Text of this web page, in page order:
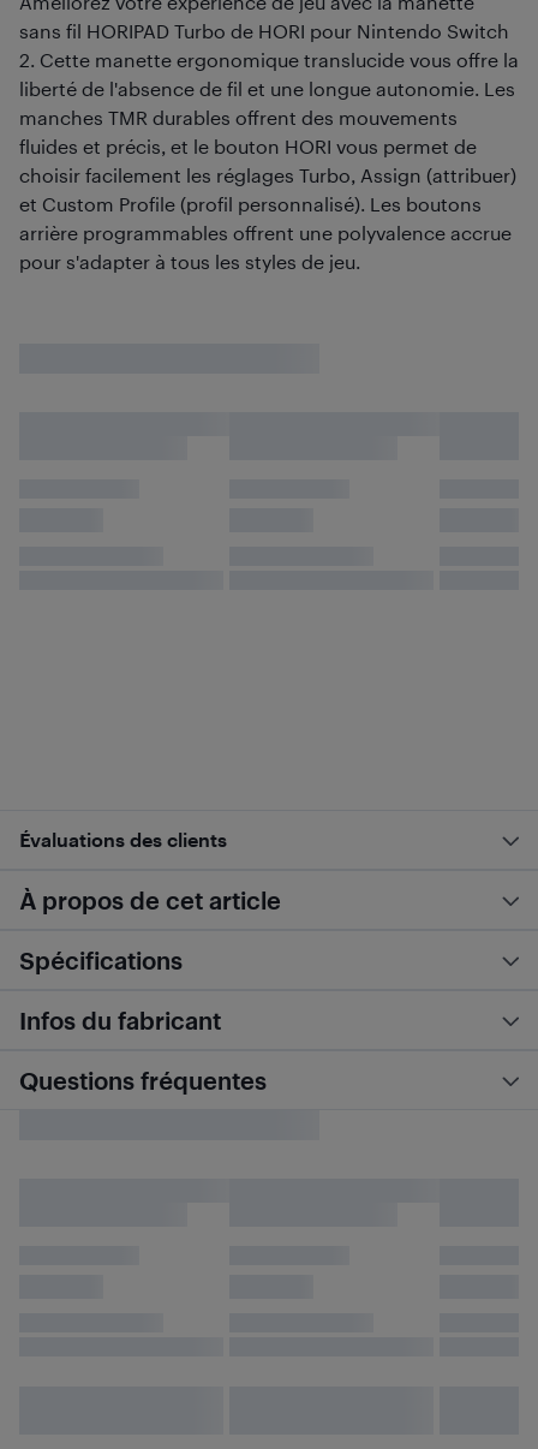
sans fil HORIPAD Turbo de HORI pour Nintendo Switch
2. Cette manette ergonomique translucide vous offre la
liberté de l'absence de fil et une longue autonomie. Les
manches TMR durables offrent des mouvements
fluides et précis, et le bouton HORI vous permet de
choisir facilement les réglages Turbo, Assign (attribuer)
et Custom Profile (profil personnalisé). Les boutons
arrière programmables offrent une polyvalence accrue
pour s'adapter à tous les styles de jeu.
Évaluations des clients
À propos de cet article
Spécifications
Infos du fabricant
Questions fréquentes